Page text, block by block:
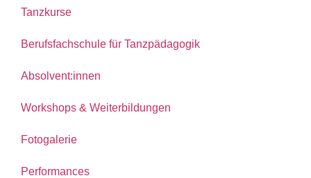
Tanzkurse
Berufsfachschule für Tanzpädagogik
Absolvent:innen
Workshops & Weiterbildungen
Fotogalerie
Performances